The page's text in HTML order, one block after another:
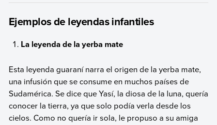
Ejemplos de leyendas infantiles
La leyenda de la yerba mate
Esta leyenda guaraní narra el origen de la yerba mate,
una infusión que se consume en muchos países de
Sudamérica. Se dice que Yasí, la diosa de la luna, quería
conocer la tierra, ya que solo podía verla desde los
cielos. Como no quería ir sola, le propuso a su amiga